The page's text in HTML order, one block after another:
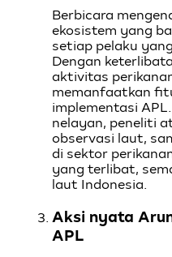
Berbicara
ekosistem yang
setiap pelaku
Dengan
aktivitas
memanfaatkan
implementasi
nelayan, peneliti
observasi laut,
di sektor
yang terlibat,
laut Indonesia.
Aksi nyata
APL